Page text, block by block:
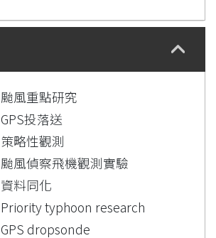
颱風重點研究
GPS投落送
策略性觀測
颱風偵察飛機觀測實驗
資料同化
Priority typhoon research
GPS dropsonde